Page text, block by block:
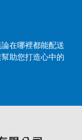
在哪裡都能配送
助您打造心中的